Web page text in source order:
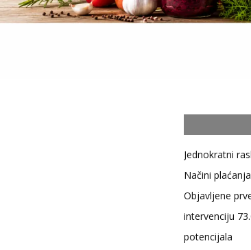
Jednokratni
Načini plaćanja
Objavljene
intervenciju
potencijala